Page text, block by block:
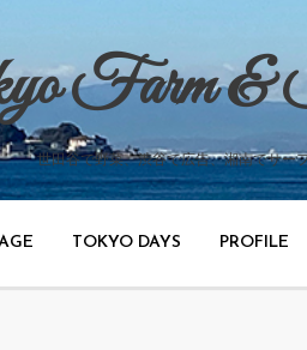
Farm &
世田谷で野菜、渋谷で広告、湘南でサー
TOKYO DAYS PROFILE